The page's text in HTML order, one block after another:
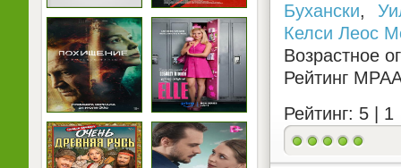
Бухански,
Келси Леос
Возрастное
Рейтинг
Рейтинг: 5 | 1